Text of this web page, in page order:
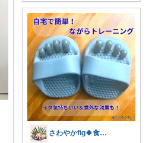
さわやかfig🍀食と暮らしを楽しむ